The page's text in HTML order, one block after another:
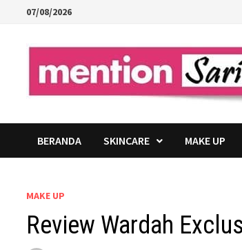
content
07/08/2026
BERANDA SKINCARE MAKE UP
MAKE UP
Review Wardah